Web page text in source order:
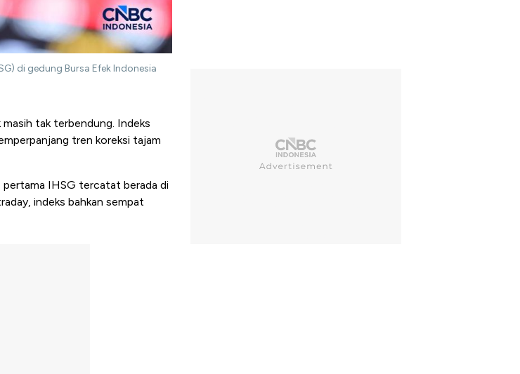
di gedung Bursa Efek Indonesia
tak terbendung. Indeks
tren koreksi tajam
pertama IHSG tercatat berada di
indeks bahkan sempat